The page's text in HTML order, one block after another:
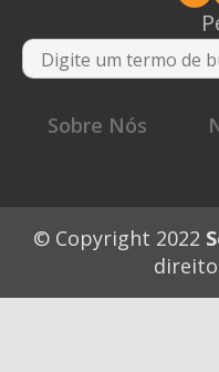
Sobre Nós
© Copyright 2022